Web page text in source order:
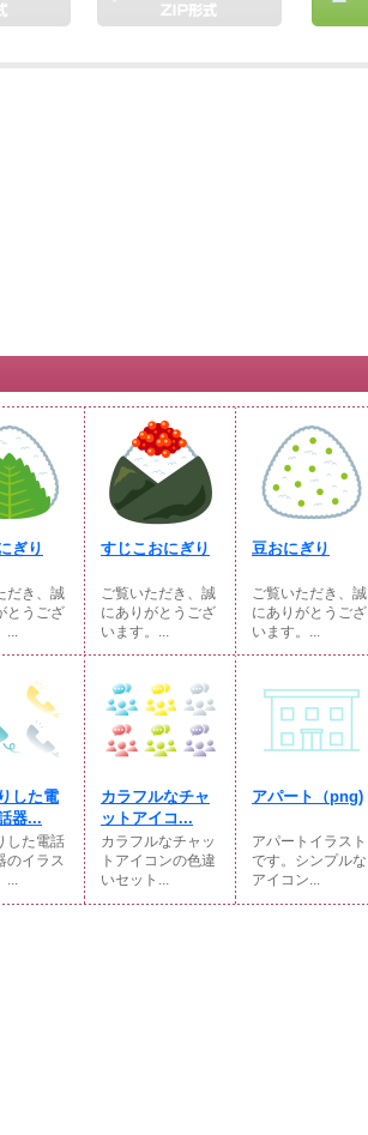
ぎり
だき、誠
とうござ
...
すじこおにぎり
ご覧いただき、誠
にありがとうござ
います。...
豆おにぎり
ご覧いただき、誠
にありがとうござ
います。...
した電
器...
した電話
のイラス
...
カラフルなチャ
ットアイコ...
カラフルなチャッ
トアイコンの色違
いセット...
アパート（png)
アパートイラスト
です。シンプルな
アイコン...